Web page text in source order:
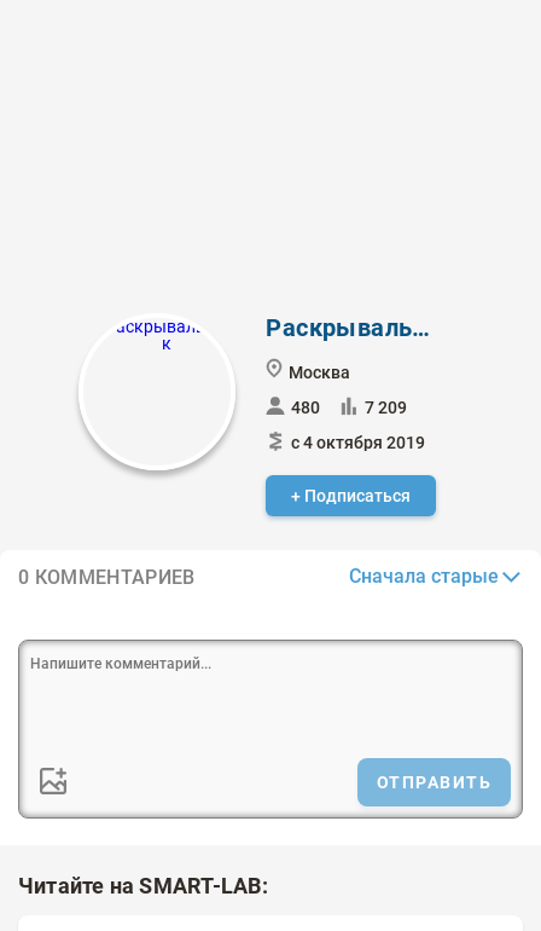
Раскрывальщик
Москва
480
7 209
с 4 октября 2019
+ Подписаться
0 КОММЕНТАРИЕВ Сначала старые
ОТПРАВИТЬ
Читайте на SMART-LAB: